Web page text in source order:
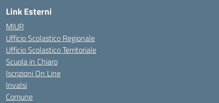
Link Esterni
MIUR
Ufficio Scolastico Regionale
Ufficio Scolastico Territoriale
Scuola in Chiaro
Iscrizioni On Line
Invalsi
Comune